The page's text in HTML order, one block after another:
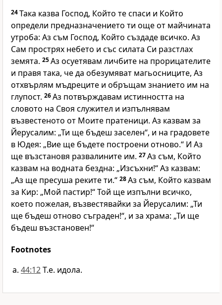
24Така казва Господ, Който те спаси и Който
определи предназначението ти още от майчината
утроба: Аз съм Господ, Който създаде всичко. Аз
Сам прострях небето и със силата Си разстлах
земята. 25Аз осуетявам личбите на прорицателите
и правя така, че да обезумяват магьосниците, Аз
отхвърлям мъдреците и обръщам знанието им на
глупост. 26Аз потвърждавам истинността на
словото на Своя служител и изпълнявам
възвестеното от Моите пратеници. Аз казвам за
Йерусалим: „Ти ще бъдеш заселен“, и на градовете
в Юдея: „Вие ще бъдете построени отново.“ И Аз
ще възстановя развалините им. 27Аз съм, Който
казвам на водната бездна: „Изсъхни!“ Аз казвам:
„Аз ще пресуша реките ти.“ 28Аз съм, Който казвам
за Кир: „Мой пастир!“ Той ще изпълни всичко,
което пожелая, възвестявайки за Йерусалим: „Ти
ще бъдеш отново съграден!“, и за храма: „Ти ще
бъдеш възстановен!“
Footnotes
44:12Т.е. идола.